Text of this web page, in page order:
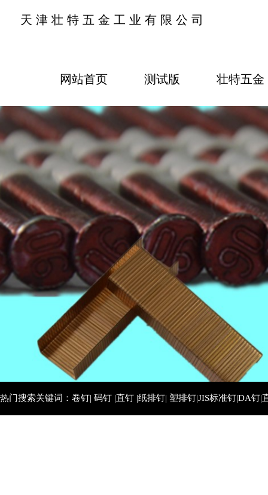
天津壮特五金工业有限公司
网站首页 测试版 壮特五金
热门搜索关键词：卷钉| 码钉 |直钉 |纸排钉| 塑排钉|JIS标准钉|DA钉|